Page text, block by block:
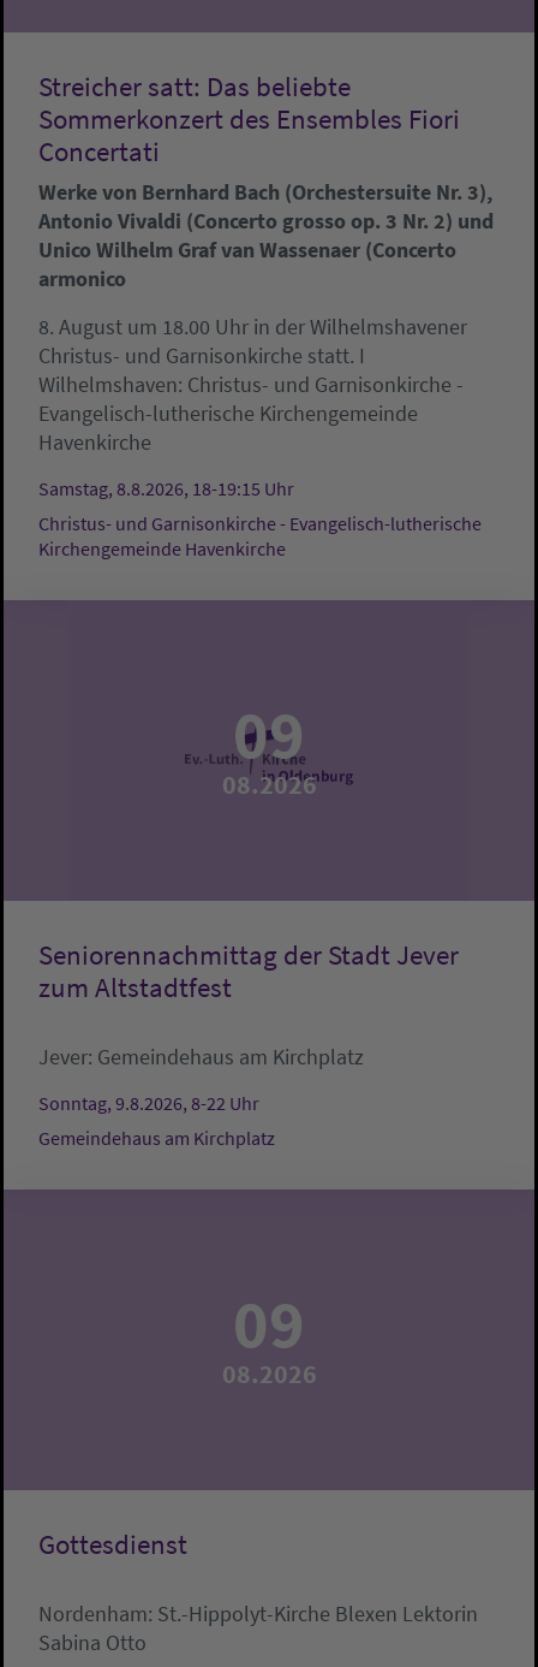
Streicher satt: Das beliebte
Sommerkonzert des Ensembles Fiori
Concertati
Werke von Bernhard Bach (Orchestersuite Nr. 3),
Antonio Vivaldi (Concerto grosso op. 3 Nr. 2) und
Unico Wilhelm Graf van Wassenaer (Concerto
armonico
8. August um 18.00 Uhr in der Wilhelmshavener
Christus- und Garnisonkirche statt. I
Wilhelmshaven: Christus- und Garnisonkirche -
Evangelisch-lutherische Kirchengemeinde
Havenkirche
Samstag, 8.8.2026, 18-19:15 Uhr
Christus- und Garnisonkirche - Evangelisch-lutherische
Kirchengemeinde Havenkirche
09
08.2026
Seniorennachmittag der Stadt Jever
zum Altstadtfest
Jever: Gemeindehaus am Kirchplatz
Sonntag, 9.8.2026, 8-22 Uhr
Gemeindehaus am Kirchplatz
09
08.2026
Gottesdienst
Nordenham: St.-Hippolyt-Kirche Blexen Lektorin
Sabina Otto